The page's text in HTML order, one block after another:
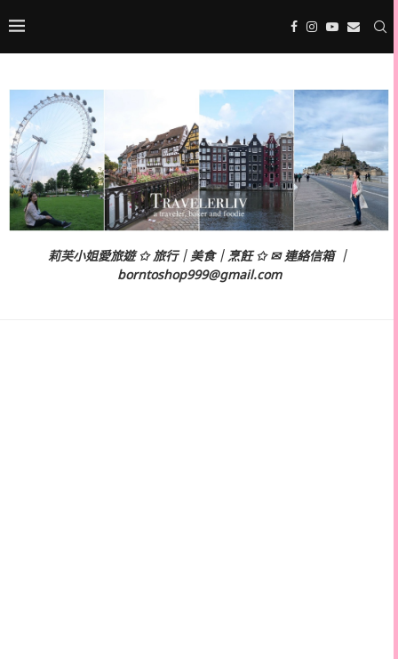
莉芙小姐愛旅遊 ✩ 旅行｜美食｜烹飪 ✩ ✉ 連絡信箱 ｜
borntoshop999@gmail.com